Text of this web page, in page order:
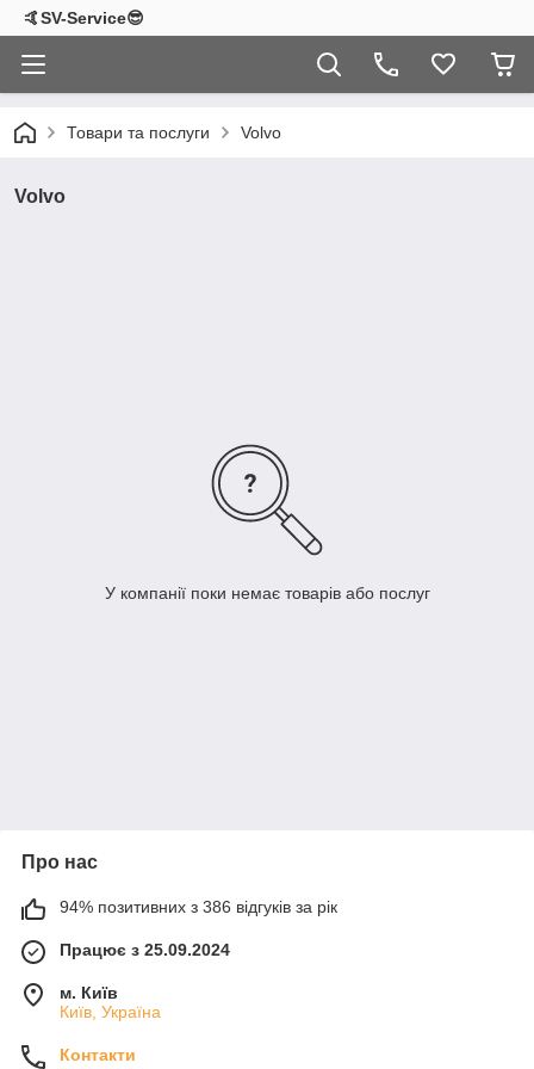
🤙SV-Service😎
Товари та послуги Volvo
Volvo
У компанії поки немає товарів або послуг
Про нас
94% позитивних з 386 відгуків за рік
Працює з 25.09.2024
м. Київ
Київ, Україна
Контакти